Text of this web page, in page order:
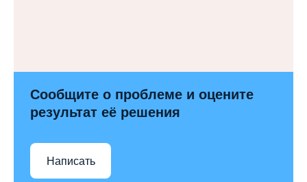
Сообщите о проблеме и оцените
результат её решения
Написать